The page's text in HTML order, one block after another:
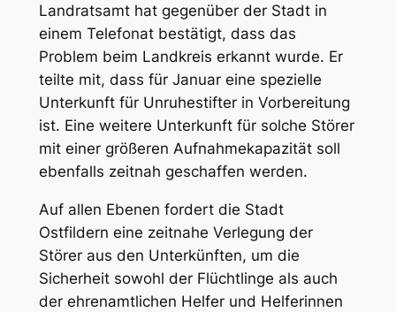
Landratsamt hat gegenüber der Stadt in
einem Telefonat bestätigt, dass das
Problem beim Landkreis erkannt wurde. Er
teilte mit, dass für Januar eine spezielle
Unterkunft für Unruhestifter in Vorbereitung
ist. Eine weitere Unterkunft für solche Störer
mit einer größeren Aufnahmekapazität soll
ebenfalls zeitnah geschaffen werden.
Auf allen Ebenen fordert die Stadt
Ostfildern eine zeitnahe Verlegung der
Störer aus den Unterkünften, um die
Sicherheit sowohl der Flüchtlinge als auch
der ehrenamtlichen Helfer und Helferinnen